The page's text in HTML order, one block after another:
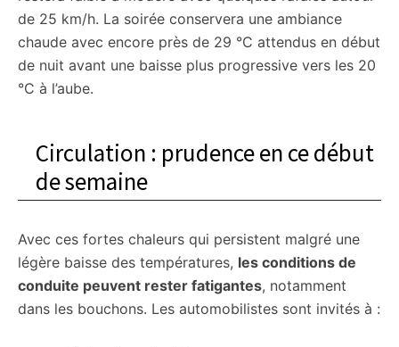
de 25 km/h. La soirée conservera une ambiance
chaude avec encore près de 29 °C attendus en début
de nuit avant une baisse plus progressive vers les 20
°C à l’aube.
Circulation : prudence en ce début
de semaine
Avec ces fortes chaleurs qui persistent malgré une
légère baisse des températures, les conditions de
conduite peuvent rester fatigantes, notamment
dans les bouchons. Les automobilistes sont invités à :